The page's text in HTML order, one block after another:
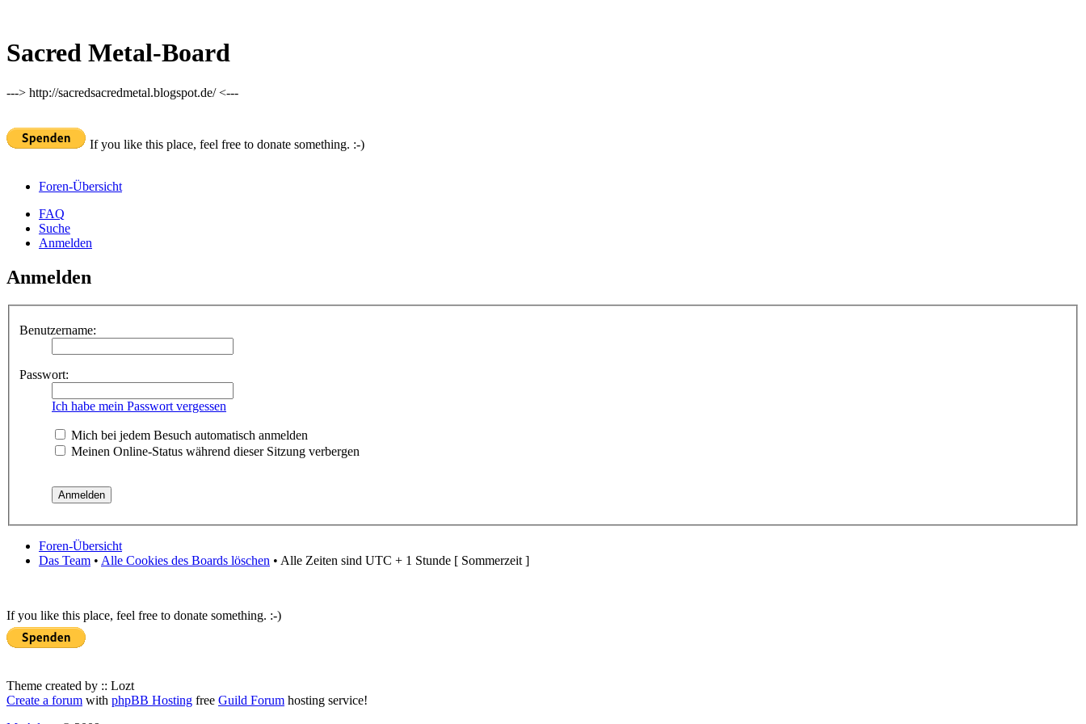
Sacred Metal-Board
---> http://sacredsacredmetal.blogspot.de/ <---
If you like this place, feel free to donate something. :-)
Foren-Übersicht
FAQ
Suche
Anmelden
Anmelden
Benutzername:
Passwort:
Ich habe mein Passwort vergessen
Mich bei jedem Besuch automatisch anmelden
Meinen Online-Status während dieser Sitzung verbergen
Foren-Übersicht
Das Team • Alle Cookies des Boards löschen • Alle Zeiten sind UTC + 1 Stunde [ Sommerzeit ]
If you like this place, feel free to donate something. :-)
Theme created by :: Lozt
Create a forum with phpBB Hosting free Guild Forum hosting service!